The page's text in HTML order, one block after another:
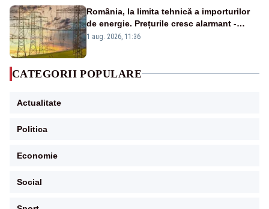
România, la limita tehnică a importurilor
de energie. Prețurile cresc alarmant -
Analiză Realitatea Plus
1 aug. 2026, 11:36
CATEGORII POPULARE
Actualitate
Politica
Economie
Social